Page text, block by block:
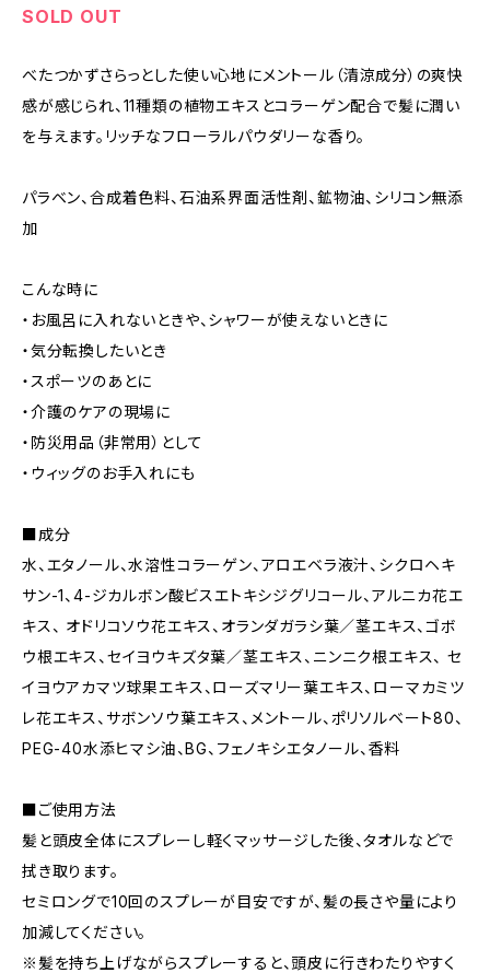
SOLD OUT
べたつかずさらっとした使い心地にメントール（清涼成分）の爽快
感が感じられ、11種類の植物エキスとコラーゲン配合で髪に潤い
を与えます。リッチなフローラルパウダリーな香り。
パラベン、合成着色料、石油系界面活性剤、鉱物油、シリコン無添
加
こんな時に
・お風呂に入れないときや、シャワーが使えないときに
・気分転換したいとき
・スポーツのあとに
・介護のケアの現場に
・防災用品（非常用）として
・ウィッグのお手入れにも
■成分
水、エタノール、水溶性コラーゲン、アロエベラ液汁、シクロヘキ
サン-1、4-ジカルボン酸ビスエトキシジグリコール、アルニカ花エ
キス、 オドリコソウ花エキス、オランダガラシ葉／茎エキス、ゴボ
ウ根エキス、セイヨウキズタ葉／茎エキス、ニンニク根エキス、 セ
イヨウアカマツ球果エキス、ローズマリー葉エキス、ローマカミツ
レ花エキス、サボンソウ葉エキス、メントール、ポリソルベート80、
PEG-40水添ヒマシ油、BG、フェノキシエタノール、香料
■ご使用方法
髪と頭皮全体にスプレーし軽くマッサージした後、タオルなどで
拭き取ります。
セミロングで10回のスプレーが目安ですが、髪の長さや量により
加減してください。
※髪を持ち上げながらスプレーすると、頭皮に行きわたりやすく